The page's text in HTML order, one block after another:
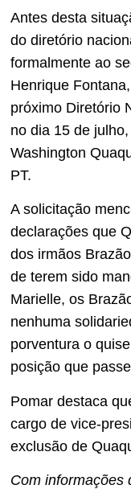
Antes desta
do diretório
formalmente ao
Henrique
próximo Diretório
no dia 15 de
Washington
PT.
A solicitação
declarações que
dos irmãos
de terem sido
Marielle, os
nenhuma
porventura o
posição que
Pomar destaca
cargo de vice-
exclusão de
Com informações